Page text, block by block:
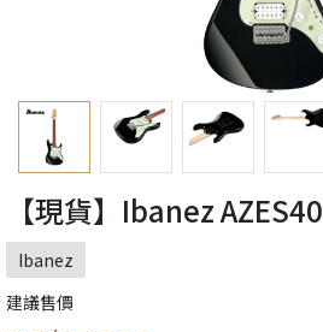
【現貨】Ibanez AZES40
Ibanez
建議售價